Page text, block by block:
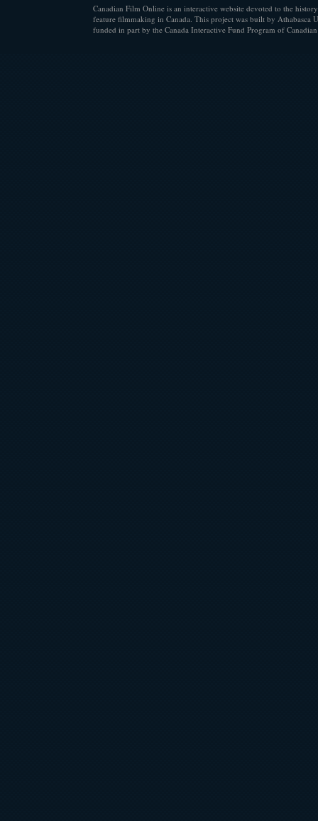
Canadian Film Online is an interactive website devoted to the
feature filmmaking in Canada. This project was built by Athabasca
funded in part by the Canada Interactive Fund Program of